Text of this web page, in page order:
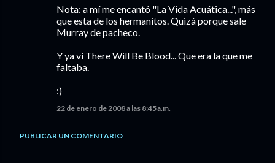
Nota: a mí me encantó "La Vida Acuática...", más
que esta de los hermanitos. Quizá porque sale
Murray de pacheco.
Y ya ví There Will Be Blood... Que era la que me
faltaba.
:)
22 de enero de 2008 a las 8:45 a.m.
PUBLICAR UN COMENTARIO